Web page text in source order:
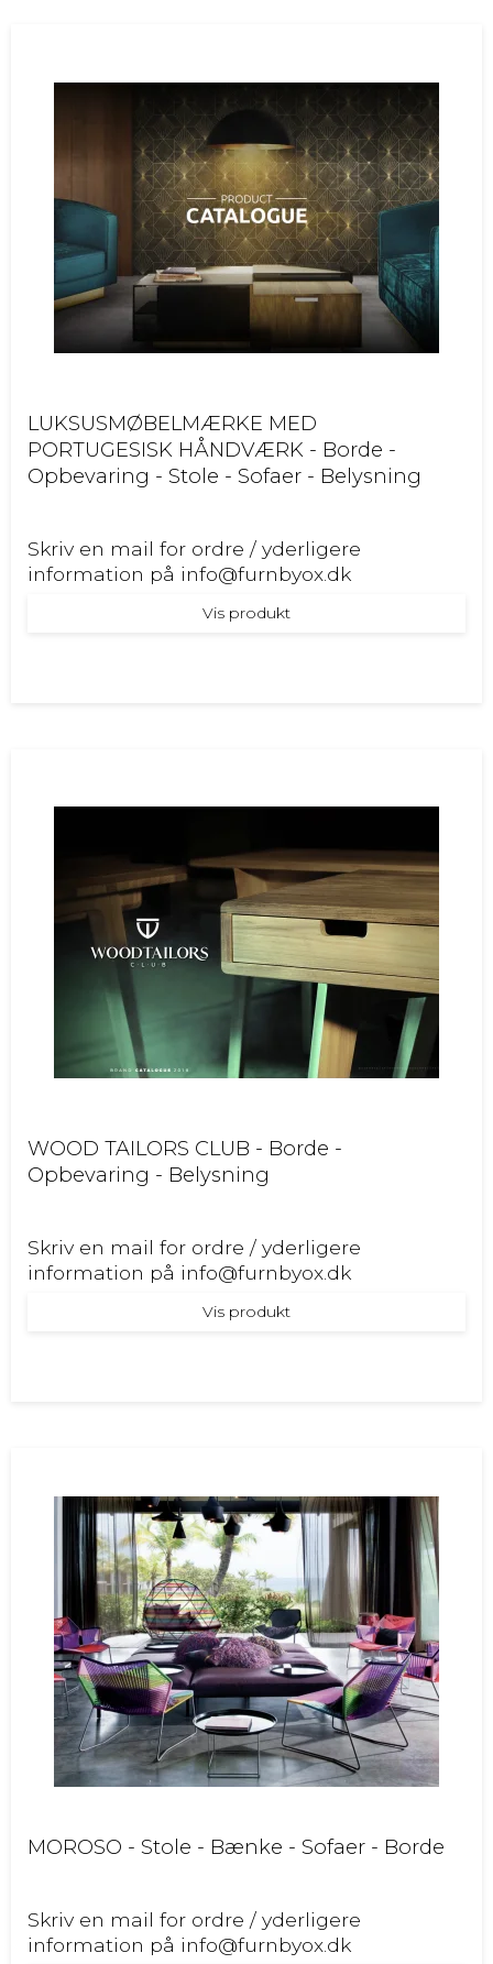
LUKSUSMØBELMÆRKE MED
PORTUGESISK HÅNDVÆRK - Borde -
Opbevaring - Stole - Sofaer - Belysning
Skriv en mail for ordre / yderligere
information på info@furnbyox.dk
Vis produkt
WOOD TAILORS CLUB - Borde -
Opbevaring - Belysning
Skriv en mail for ordre / yderligere
information på info@furnbyox.dk
Vis produkt
MOROSO - Stole - Bænke - Sofaer - Borde
Skriv en mail for ordre / yderligere
information på info@furnbyox.dk